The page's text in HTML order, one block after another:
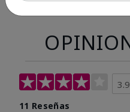
3.9
11 Reseñas